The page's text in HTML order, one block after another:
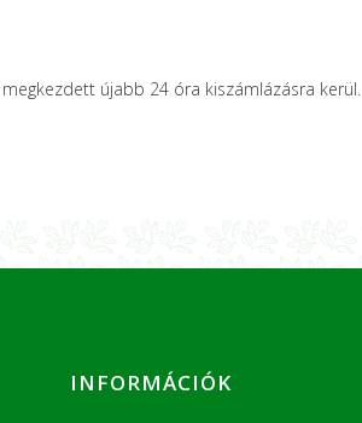
újabb 24 óra kiszámlázásra kerül.
INFORMÁCIÓK